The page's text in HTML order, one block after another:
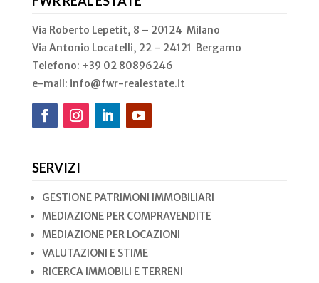
Via Roberto Lepetit, 8 – 20124 Milano
Via Antonio Locatelli, 22 – 24121 Bergamo
Telefono: +39 02 80896246
e-mail: info@fwr-realestate.it
SERVIZI
GESTIONE PATRIMONI IMMOBILIARI
MEDIAZIONE PER COMPRAVENDITE
MEDIAZIONE PER LOCAZIONI
VALUTAZIONI E STIME
RICERCA IMMOBILI E TERRENI